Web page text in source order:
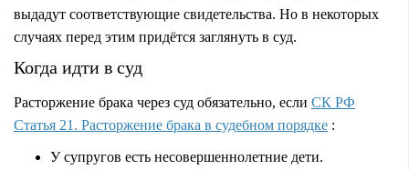
выдадут соответствующие свидетельства. Но в некоторых
случаях перед этим придётся заглянуть в суд.
Когда идти в суд
Расторжение брака через суд обязательно, если СК РФ
Статья 21. Расторжение брака в судебном порядке :
У супругов есть несовершеннолетние дети.